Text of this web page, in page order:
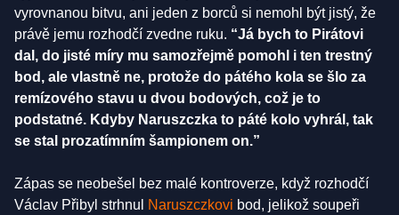
vyrovnanou bitvu, ani jeden z borců si nemohl být jistý, že
právě jemu rozhodčí zvedne ruku. “Já bych to Pirátovi
dal, do jisté míry mu samozřejmě pomohl i ten trestný
bod, ale vlastně ne, protože do pátého kola se šlo za
remízového stavu u dvou bodových, což je to
podstatné. Kdyby Naruszczka to páté kolo vyhrál, tak
se stal prozatímním šampionem on.”
Zápas se neobešel bez malé kontroverze, když rozhodčí
Václav Přibyl strhnul
Naruszczkovi bod, jelikož soupeři